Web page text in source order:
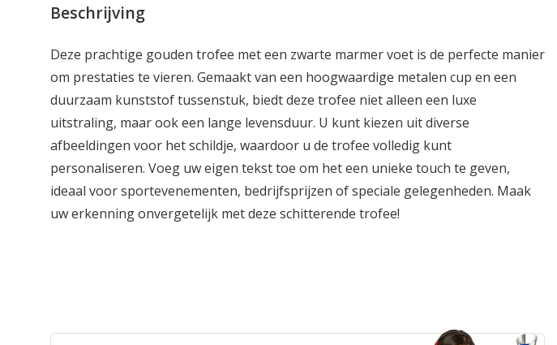
Beschrijving
Deze prachtige gouden trofee met een zwarte marmer voet is de perfecte manier
om prestaties te vieren. Gemaakt van een hoogwaardige metalen cup en een
duurzaam kunststof tussenstuk, biedt deze trofee niet alleen een luxe
uitstraling, maar ook een lange levensduur. U kunt kiezen uit diverse
afbeeldingen voor het schildje, waardoor u de trofee volledig kunt
personaliseren. Voeg uw eigen tekst toe om het een unieke touch te geven,
ideaal voor sportevenementen, bedrijfsprijzen of speciale gelegenheden. Maak
uw erkenning onvergetelijk met deze schitterende trofee!